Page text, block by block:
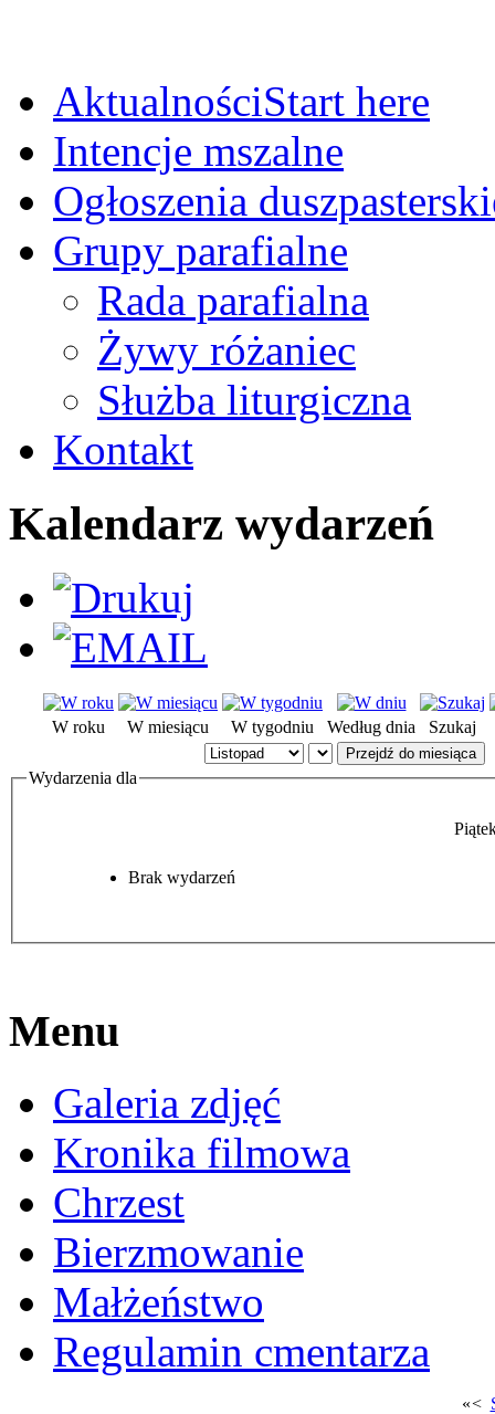
AktualnościStart here
Intencje mszalne
Ogłoszenia
Grupy parafialne
Rada parafialna
Żywy różaniec
Służba liturgiczna
Kontakt
Kalendarz wydarzeń
W roku W miesiącu W tygodniu Według dnia Szukaj
Przejdź do miesiąca
Wydarzenia dla
Brak wydarzeń
Menu
Galeria zdjęć
Kronika filmowa
Chrzest
Bierzmowanie
Małżeństwo
Regulamin cmentarza
«<